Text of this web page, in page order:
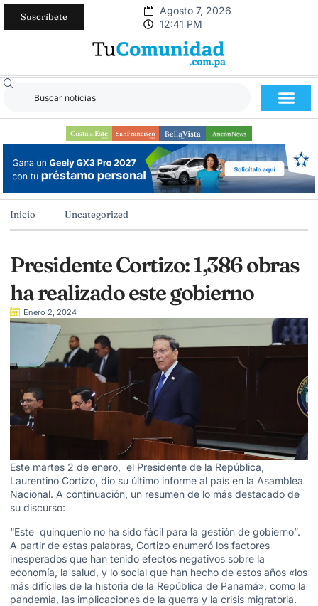
Suscríbete
Agosto 7, 2026
12:41 PM
Inicio Uncategorized
Presidente Cortizo: 1,386 obras
ha realizado este gobierno
Enero 2, 2024
Este martes 2 de enero, el Presidente de la República,
Laurentino Cortizo, dio su último informe al país en la Asamblea
Nacional. A continuación, un resumen de lo más destacado de
su discurso:
“Este quinquenio no ha sido fácil para la gestión de gobierno”.
A partir de estas palabras, Cortizo enumeró los factores
inesperados que han tenido efectos negativos sobre la
economía, la salud, y lo social que han hecho de estos años «los
más difíciles de la historia de la República de Panamá», como la
pandemia, las implicaciones de la guerra y la crisis migratoria.